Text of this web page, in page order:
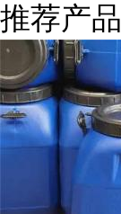
推荐产品